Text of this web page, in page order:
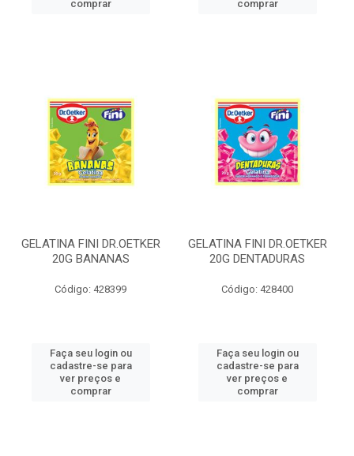
comprar comprar
GELATINA FINI DR.OETKER
20G BANANAS
Código: 428399
Faça seu login ou
cadastre-se para
ver preços e
comprar
GELATINA FINI DR.OETKER
20G DENTADURAS
Código: 428400
Faça seu login ou
cadastre-se para
ver preços e
comprar